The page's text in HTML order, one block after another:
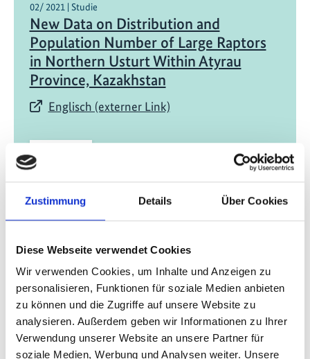
Zustimmung Details Über Cookies
Diese Webseite verwendet Cookies
Wir verwenden Cookies, um Inhalte und Anzeigen zu
personalisieren, Funktionen für soziale Medien anbieten
zu können und die Zugriffe auf unsere Website zu
analysieren. Außerdem geben wir Informationen zu Ihrer
Verwendung unserer Website an unsere Partner für
soziale Medien, Werbung und Analysen weiter. Unsere
02/ 2021 | Studie
New Data on Distribution and
Population Number of Large Raptors
in Northern Usturt Within Atyrau
Province, Kazakhstan
Englisch (externer Link)
02/ 2021 | Studie
a case study of the introduction of a
fauna and flora monitoring system
Englisch (externer Link)